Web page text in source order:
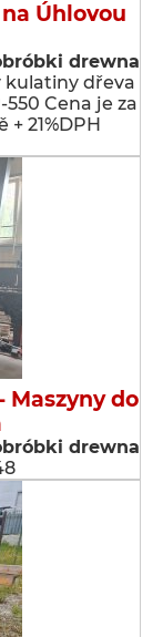
Úhlovou
drewna
kulatiny dřeva
Cena je za
21%DPH
Maszyny do
drewna